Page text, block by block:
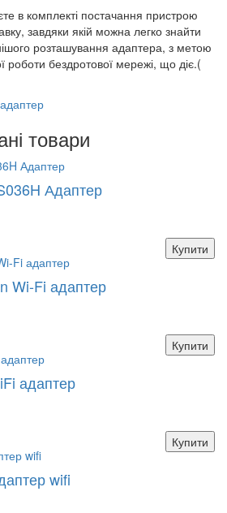
в комплекті постачання пристрою
завдяки якій можна легко знайти
розташування адаптера, з метою
роботи бездротової мережі, що діє.(
товари
Адаптер
Купити
Wi-Fi адаптер
Купити
адаптер
Купити
wifi